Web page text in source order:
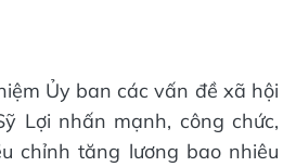
Ủy ban các vấn đề xã hội
Lợi nhấn mạnh, công chức,
chỉnh tăng lương bao nhiêu